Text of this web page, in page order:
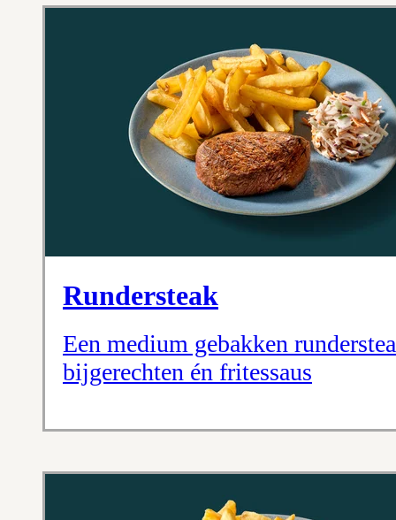
Rundersteak
Een medium gebakken
bijgerechten én fritessaus